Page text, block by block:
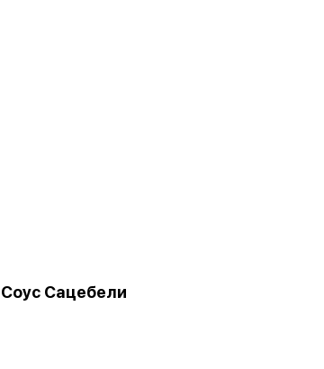
Соус Сацебели